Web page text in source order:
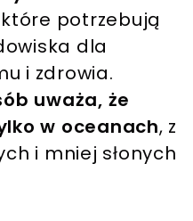
potrzebują
dla
i zdrowia.
uważa, że
w oceanach, z
i mniej słonych